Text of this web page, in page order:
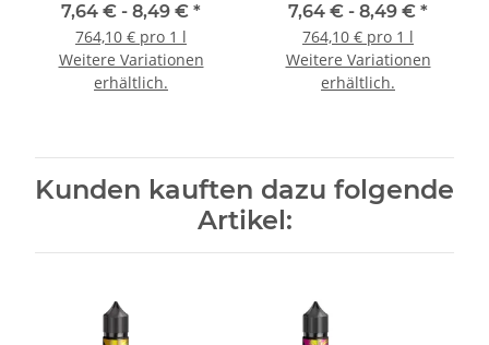
7,64 € - 8,49 € *
764,10 € pro 1 l
Weitere Variationen
erhältlich.
7,64 € - 8,49 € *
764,10 € pro 1 l
Weitere Variationen
erhältlich.
Kunden kauften dazu folgende
Artikel: